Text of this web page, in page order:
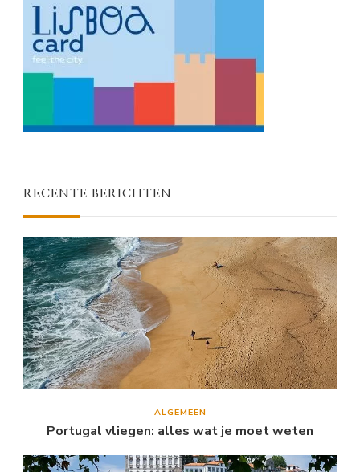
RECENTE BERICHTEN
ALGEMEEN
Portugal vliegen: alles wat je moet weten